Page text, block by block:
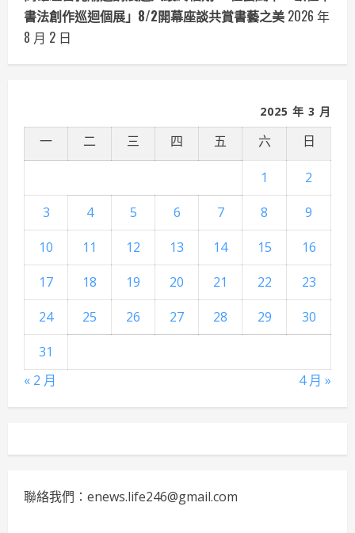
書法創作巡迴個展」8/2開幕座談共賞書藝之美 2026 年
8 月 2 日
2025 年 3 月
一 二 三 四 五 六 日
1
2
3
4 5 6 7 8
9
10
11 12 13 14 15
16
17
18 19 20 21 22
23
24
25 26 27 28 29
30
31
« 2 月
4 月 »
聯絡我們：enews.life246@gmail.com